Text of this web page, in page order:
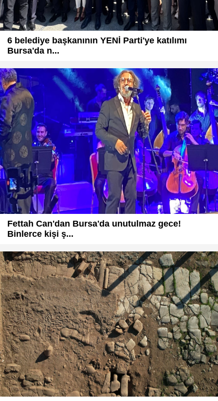
6 belediye başkanının YENİ Parti'ye katılımı
Bursa'da n...
Fettah Can'dan Bursa'da unutulmaz gece!
Binlerce kişi ş...